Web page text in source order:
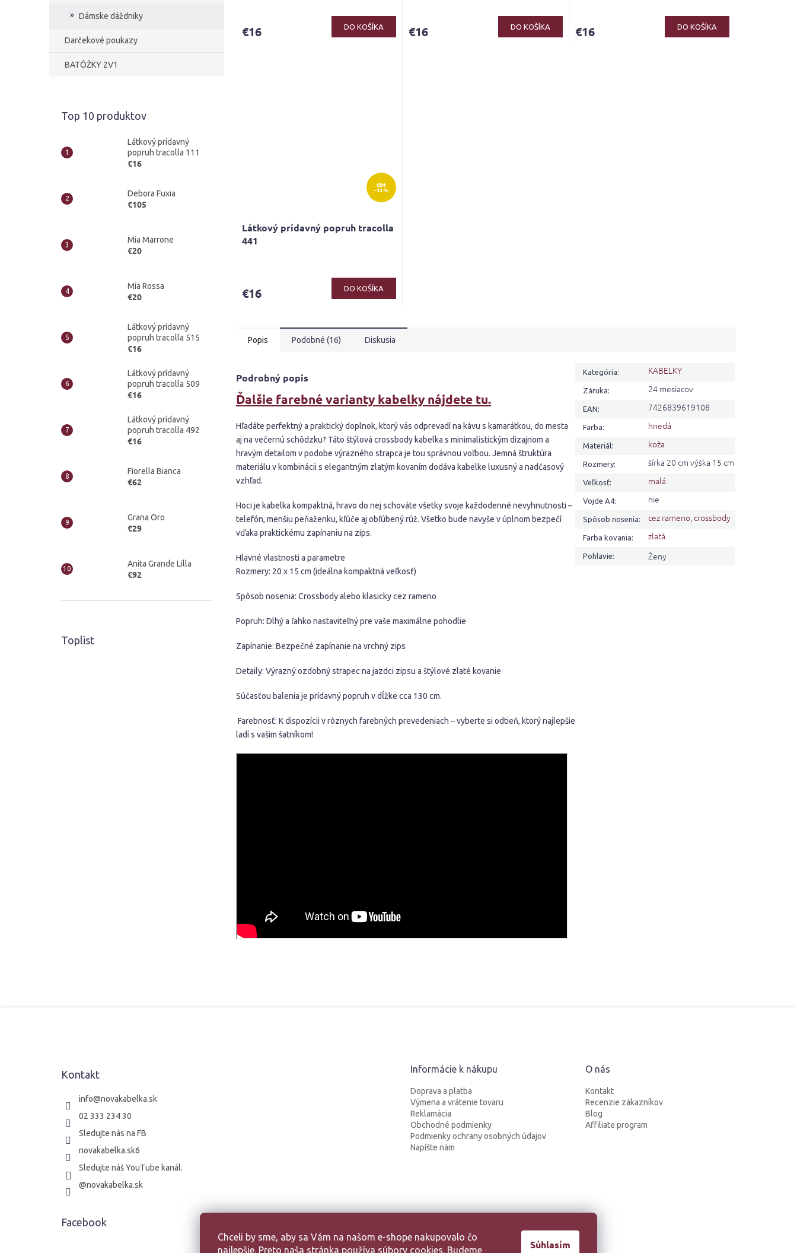
Chceli by sme, aby sa Vám na našom e-shope nakupovalo čo
najlepšie. Preto naša stránka používa súbory cookies. Budeme
Súhlasím
Dámske dáždniky
Darčekové poukazy
BATÔŽKY 2V1
Top 10 produktov
Látkový prídavný
popruh tracolla 111
€16
Debora Fuxia
€105
Mia Marrone
€20
Mia Rossa
€20
Látkový prídavný
popruh tracolla 515
€16
Látkový prídavný
popruh tracolla 509
€16
Látkový prídavný
popruh tracolla 492
€16
Fiorella Bianca
€62
Grana Oro
€29
Anita Grande Lilla
€92
Toplist
€16 DO KOŠÍKA
je
€16 DO KOŠÍKA €16 DO KOŠÍKA
€24
–33 %
Látkový prídavný popruh tracolla
441
je
hviezdičiek.
€16 DO KOŠÍKA
Popis Podobné (16) Diskusia
Podrobný popis
Ďalšie farebné varianty kabelky nájdete tu.
Hľadáte perfektný a praktický doplnok, ktorý vás odprevadí na kávu s kamarátkou, do mesta
aj na večernú schôdzku? Táto štýlová crossbody kabelka s minimalistickým dizajnom a
hravým detailom v podobe výrazného strapca je tou správnou voľbou. Jemná štruktúra
materiálu v kombinácii s elegantným zlatým kovaním dodáva kabelke luxusný a nadčasový
vzhľad.
Hoci je kabelka kompaktná, hravo do nej schováte všetky svoje každodenné nevyhnutnosti –
telefón, menšiu peňaženku, kľúče aj obľúbený rúž. Všetko bude navyše v úplnom bezpečí
vďaka praktickému zapínaniu na zips.
Hlavné vlastnosti a parametre
Rozmery: 20 x 15 cm (ideálna kompaktná veľkosť)
Spôsob nosenia: Crossbody alebo klasicky cez rameno
Popruh: Dlhý a ľahko nastaviteľný pre vaše maximálne pohodlie
Zapínanie: Bezpečné zapínanie na vrchný zips
Detaily: Výrazný ozdobný strapec na jazdci zipsu a štýlové zlaté kovanie
Súčasťou balenia je prídavný popruh v dĺžke cca 130 cm.
Farebnosť: K dispozícii v rôznych farebných prevedeniach – vyberte si odtieň, ktorý najlepšie
ladí s vašim šatníkom!
Kategória: KABELKY
Záruka: 24 mesiacov
EAN: 7426839619108
Farba: hnedá
Materiál: koža
Rozmery: šírka 20 cm výška 15 cm
Veľkosť: malá
Vojde A4: nie
Spôsob nosenia: cez rameno,crossbody
Farba kovania: zlatá
Pohlavie: Ženy
Kontakt
info@novakabelka.sk
02 333 234 30
Sledujte nás na FB
novakabelka.sk6
Sledujte náš YouTube kanál.
@novakabelka.sk
Informácie k nákupu
Doprava a platba
Výmena a vrátenie tovaru
Reklamácia
Obchodné podmienky
Podmienky ochrany osobných údajov
Napíšte nám
O nás
Kontakt
Recenzie zákazníkov
Blog
Affiliate program
Facebook